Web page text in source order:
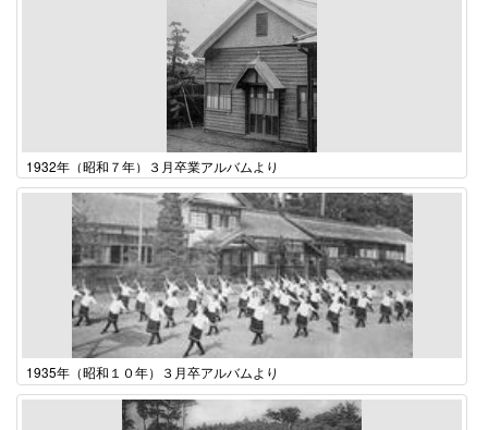
1932年（昭和７年）３月卒業アルバムより
1935年（昭和１０年）３月卒アルバムより